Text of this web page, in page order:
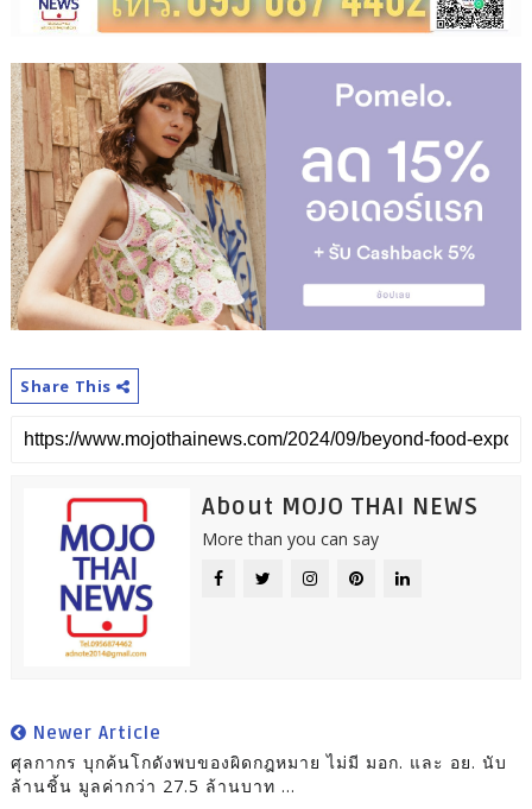
Share This
About MOJO THAI NEWS
More than you can say
Newer Article
ศุลกากร บุกค้นโกดังพบของผิดกฎหมาย ไม่มี มอก. และ อย. นับ
ล้านชิ้น มูลค่ากว่า 27.5 ล้านบาท ...